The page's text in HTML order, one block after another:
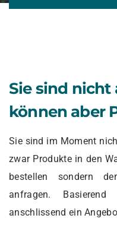
Sie sind
können aber
Sie sind im Moment
zwar Produkte in den
bestellen sondern
anfragen.
anschlissend ein